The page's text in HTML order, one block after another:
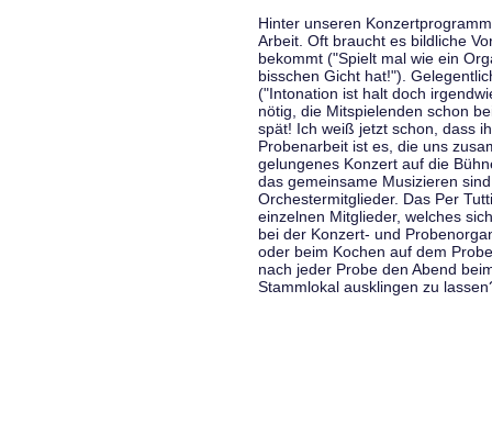
Hinter unseren
Arbeit. Oft braucht es bildliche
bekommt ("Spielt mal wie ein
bisschen Gicht hat!").
("Intonation ist halt doch
nötig, die Mitspielenden schon
spät! Ich weiß jetzt schon, dass
Probenarbeit ist es, die uns
gelungenes Konzert auf die
das gemeinsame Musizieren
Orchestermitglieder. Das Per
einzelnen Mitglieder, welches
bei der Konzert- und
oder beim Kochen auf dem
nach jeder Probe den Abend
Stammlokal ausklingen zu